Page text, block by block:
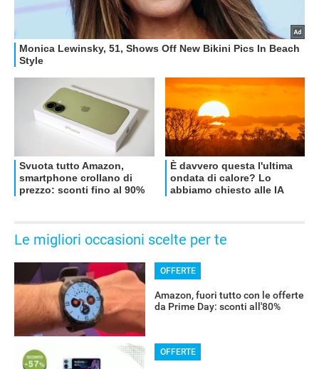
Le migliori occasioni scelte per te
OFFERTE
Amazon, fuori tutto con le offerte
da Prime Day: sconti all'80%
OFFERTE